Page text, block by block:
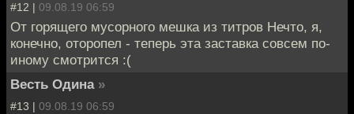
#12 | 09.08.19 06:59
От горящего мусорного мешка из титров Нечто, я,
конечно, оторопел - теперь эта заставка совсем по-
иному смотрится :(
Весть Одина »
#13 | 09.08.19 06:59